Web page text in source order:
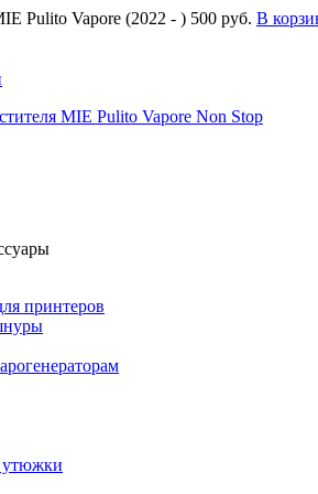
Pulito Vapore (2022 - ) 500 руб. В
MIE Pulito Vapore Non Stop
принтеров